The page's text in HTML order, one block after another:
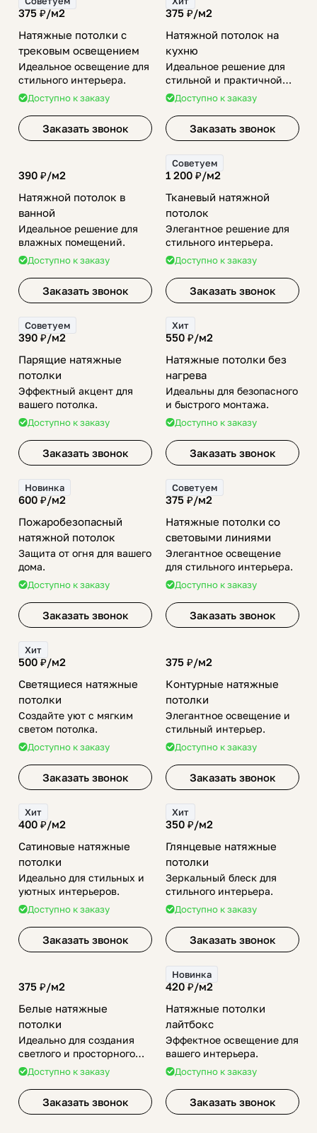
375 ₽/м2
Натяжные потолки с
трековым освещением
Идеальное освещение для
стильного интерьера.
Доступно к заказу
Заказать звонок
375 ₽/м2
Натяжной потолок на
кухню
Идеальное решение для
стильной и практичной
кухни.
Доступно к заказу
Заказать звонок
390 ₽/м2
Натяжной потолок в
ванной
Идеальное решение для
влажных помещений.
Доступно к заказу
Заказать звонок
Советуем
1 200 ₽/м2
Тканевый натяжной
потолок
Элегантное решение для
стильного интерьера.
Доступно к заказу
Заказать звонок
Советуем
390 ₽/м2
Парящие натяжные
потолки
Эффектный акцент для
вашего потолка.
Доступно к заказу
Заказать звонок
Хит
550 ₽/м2
Натяжные потолки без
нагрева
Идеальны для безопасного
и быстрого монтажа.
Доступно к заказу
Заказать звонок
Новинка
600 ₽/м2
Пожаробезопасный
натяжной потолок
Защита от огня для вашего
дома.
Доступно к заказу
Заказать звонок
Советуем
375 ₽/м2
Натяжные потолки со
световыми линиями
Элегантное освещение
для стильного интерьера.
Доступно к заказу
Заказать звонок
Хит
500 ₽/м2
Светящиеся натяжные
потолки
Создайте уют с мягким
светом потолка.
Доступно к заказу
Заказать звонок
375 ₽/м2
Контурные натяжные
потолки
Элегантное освещение и
стильный интерьер.
Доступно к заказу
Заказать звонок
Хит
400 ₽/м2
Сатиновые натяжные
потолки
Идеально для стильных и
уютных интерьеров.
Доступно к заказу
Заказать звонок
Хит
350 ₽/м2
Глянцевые натяжные
потолки
Зеркальный блеск для
стильного интерьера.
Доступно к заказу
Заказать звонок
375 ₽/м2
Белые натяжные
потолки
Идеально для создания
светлого и просторного
интерьера.
Доступно к заказу
Заказать звонок
Новинка
420 ₽/м2
Натяжные потолки
лайтбокс
Эффектное освещение для
вашего интерьера.
Доступно к заказу
Заказать звонок